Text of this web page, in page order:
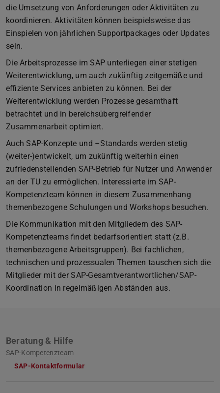
die Umsetzung von Anforderungen oder Aktivitäten zu
koordinieren. Aktivitäten können beispielsweise das
Einspielen von jährlichen Supportpackages oder Updates
sein.
Die Arbeitsprozesse im SAP unterliegen einer stetigen
Weiterentwicklung, um auch zukünftig zeitgemäße und
effiziente Services anbieten zu können. Bei der
Weiterentwicklung werden Prozesse gesamthaft
betrachtet und in bereichsübergreifender
Zusammenarbeit optimiert.
Auch SAP-Konzepte und –Standards werden stetig
(weiter-)entwickelt, um zukünftig weiterhin einen
zufriedenstellenden SAP-Betrieb für Nutzer und Anwender
an der TU zu ermöglichen. Interessierte im SAP-
Kompetenzteam können in diesem Zusammenhang
themenbezogene Schulungen und Workshops besuchen.
Die Kommunikation mit den Mitgliedern des SAP-
Kompetenzteams findet bedarfsorientiert statt (z.B.
themenbezogene Arbeitsgruppen). Bei fachlichen,
technischen und prozessualen Themen tauschen sich die
Mitglieder mit der SAP-Gesamtverantwortlichen/SAP-
Koordination in regelmäßigen Abständen aus.
Beratung & Hilfe
SAP-Kompetenzteam
SAP-Kontaktformular